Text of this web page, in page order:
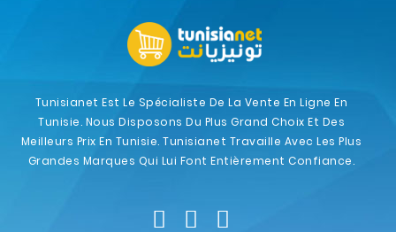
Tunisianet Est Le Spécialiste De La Vente En Ligne En
Tunisie. Nous Disposons Du Plus Grand Choix Et Des
Meilleurs Prix En Tunisie. Tunisianet Travaille Avec Les Plus
Grandes Marques Qui Lui Font Entièrement Confiance.